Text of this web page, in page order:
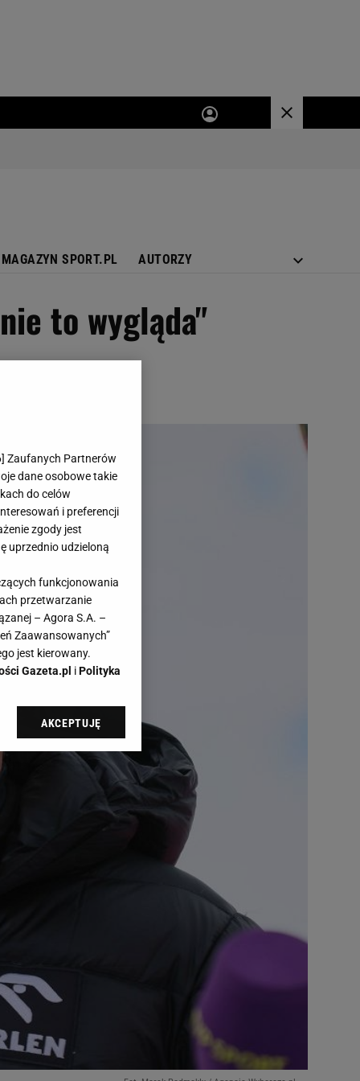
MAGAZYN SPORT.PL AUTORZY
to wygląda"
] Zaufanych Partnerów
dane osobowe takie
do celów
i preferencji
zgody jest
uprzednio udzieloną
funkcjonowania
przetwarzanie
– Agora S.A. –
Zaawansowanych”
jest kierowany.
Gazeta.pl iPolityka
sp. z o.o., jej
swoje preferencje
danych poprzez
AKCEPTUJĘ